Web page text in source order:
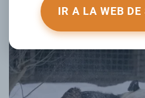
IR A LA WEB DE
PUBLICADO EN
DE TODO UN POCO